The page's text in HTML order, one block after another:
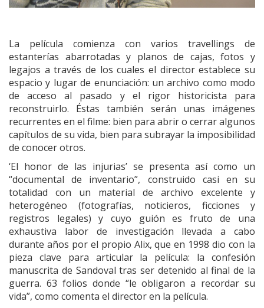
La película comienza con varios travellings de
estanterías abarrotadas y planos de cajas, fotos y
legajos a través de los cuales el director establece su
espacio y lugar de enunciación: un archivo como modo
de acceso al pasado y el rigor historicista para
reconstruirlo. Éstas también serán unas imágenes
recurrentes en el filme: bien para abrir o cerrar algunos
capítulos de su vida, bien para subrayar la imposibilidad
de conocer otros.
‘El honor de las injurias’ se presenta así como un
“documental de inventario”, construido casi en su
totalidad con un material de archivo excelente y
heterogéneo (fotografías, noticieros, ficciones y
registros legales) y cuyo guión es fruto de una
exhaustiva labor de investigación llevada a cabo
durante años por el propio Alix, que en 1998 dio con la
pieza clave para articular la película: la confesión
manuscrita de Sandoval tras ser detenido al final de la
guerra. 63 folios donde “le obligaron a recordar su
vida”, como comenta el director en la película.